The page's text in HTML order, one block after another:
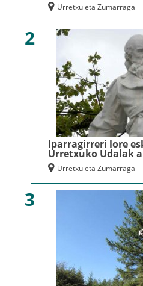
Urretxu eta Zumarraga
2
Iparragirreri lore
Urretxuko Udalak
Urretxu eta Zumarraga
3